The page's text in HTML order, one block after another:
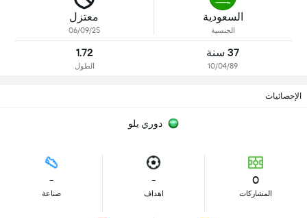
السعودية
الجنسية
معتزل
06/09/25
37 سنة
10/04/89
1.72
الطول
الإحصائيات
دوري يلو
0
المشاركات
-
اهداف
-
صناعة